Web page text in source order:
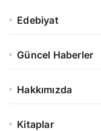
Edebiyat
Güncel Haberler
Hakkımızda
Kitaplar